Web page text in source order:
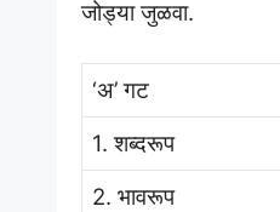
जोड्या जुळवा.
‘अ’ गट
1. शब्दरूप
2. भावरूप